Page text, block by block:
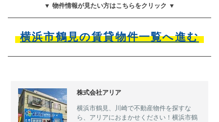
▼ 物件情報が見たい方はこちらをクリック ▼
横浜市鶴見の賃貸物件一覧へ進む
株式会社アリア
横浜市鶴見、川崎で不動産物件を探すな
ら、アリアにおまかせください！横浜市鶴